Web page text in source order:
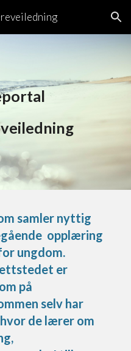
Skip to navigation
samler nyttig
opplæring
ungdom.
er
på
selv har
hvor de lærer om